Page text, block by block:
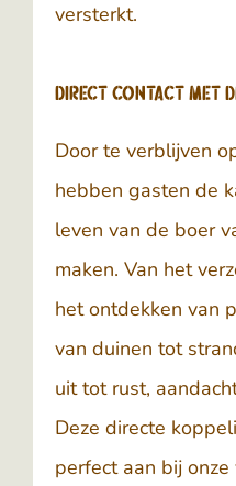
versterkt.
Direct contact met
Door te verblijven
hebben gasten de
leven van de boer
maken. Van het
het ontdekken van
van duinen tot
uit tot rust,
Deze directe
perfect aan bij